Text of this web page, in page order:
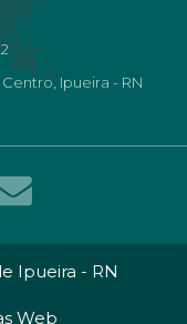
Ipueira - RN
Ipueira - RN
Web